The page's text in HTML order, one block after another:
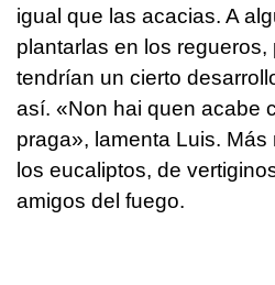
igual que las acacias. A
plantarlas en los
tendrían un cierto
así. «Non hai quen acabe
praga», lamenta Luis.
los eucaliptos, de
amigos del fuego.